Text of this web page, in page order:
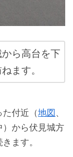
ら高台を下
ます。
付近（地図 、
から伏見城方
ます。